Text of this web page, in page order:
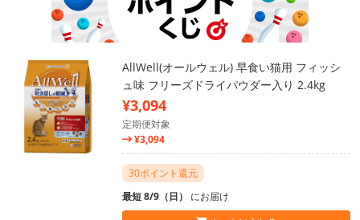
AllWell(オールウェル) 早食い猫用 フィッシ
ュ味 フリーズドライパウダー入り 2.4kg
¥3,094
定期便対象
¥3,094
30ポイント還元
最短 8/9（日） にお届け